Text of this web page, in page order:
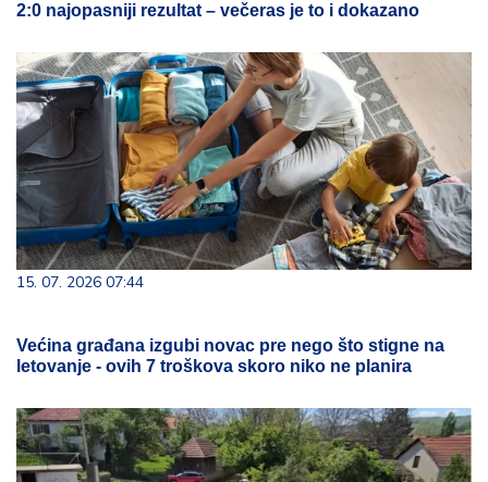
2:0 najopasniji rezultat – večeras je to i dokazano
15. 07. 2026 07:44
Većina građana izgubi novac pre nego što stigne na
letovanje - ovih 7 troškova skoro niko ne planira